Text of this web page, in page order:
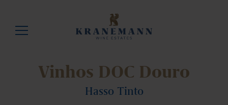
Vinhos DOC Douro
Hasso Tinto